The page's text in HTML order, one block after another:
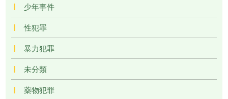
少年事件
性犯罪
暴力犯罪
未分類
薬物犯罪